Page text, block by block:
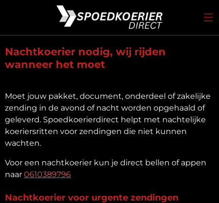
naar
hoofdinhoud
Nachtkoerier nodig, wij rijden
wanneer het moet
Moet jouw pakket, document, onderdeel of zakelijke
zending in de avond of nacht worden opgehaald of
geleverd. Spoedkoerierdirect helpt met nachtelijke
koeriersritten voor zendingen die niet kunnen
wachten.
Voor een nachtkoerier kun je direct bellen of appen
naar 0610389796
Nachtkoerier voor urgente zendingen